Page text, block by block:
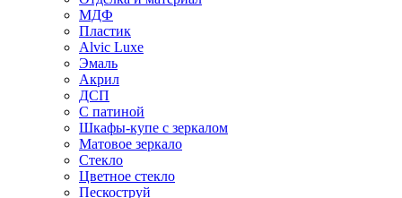
МДФ
Пластик
Alvic Luxe
Эмаль
Акрил
ДСП
С патиной
Шкафы-купе с зеркалом
Матовое зеркало
Стекло
Цветное стекло
Пескоструй